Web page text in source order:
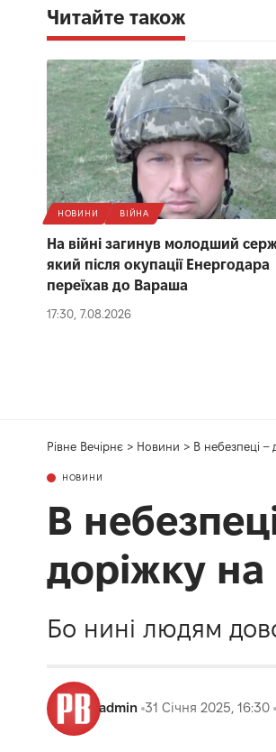
Читайте також
НОВИНИ ВІЙНА
На війні загинув молодший
який після окупації Енергодара
переїхав до Вараша
17:30, 7.08.2026
Рівне Вечірнє > Новини > В небезпеці –
НОВИНИ
В
доріжку
Бо нині людям
admin 31 Січня 2025, 16:30